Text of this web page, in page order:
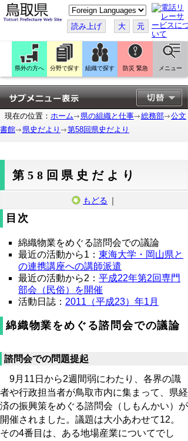
こ
の
ペ
ー
ジ
翻
訳
す
る
読み上げ 大 元
県外の方へ 分野で探す 組織で探す 防災 緊急 メニュー
現在の位置： ホーム 県の組織と仕事 総務部
公文
書館
県史だより 第58回県史だより
第58回県史だより
もどる ｜
目次
綿織物業をめぐる諮問会での議論
最近の活動から1：東海大学・岡山県と
の連携講座への講師派遣
最近の活動から2：平成22年第2回専門
部会（民俗）を開催
活動日誌： 2011（平成23）年1月
綿織物業をめぐる諮問会での議論
諮問会での問題提起
9月11日から2週間弱にわたり、各界の識
者や行政担当者が鳥取市内に集まって、県経
済の振興策をめぐる諮問会（しもんかい）が
開催されました。議題は大小あわせて12。
その4番目は、ある地場産業についてでし